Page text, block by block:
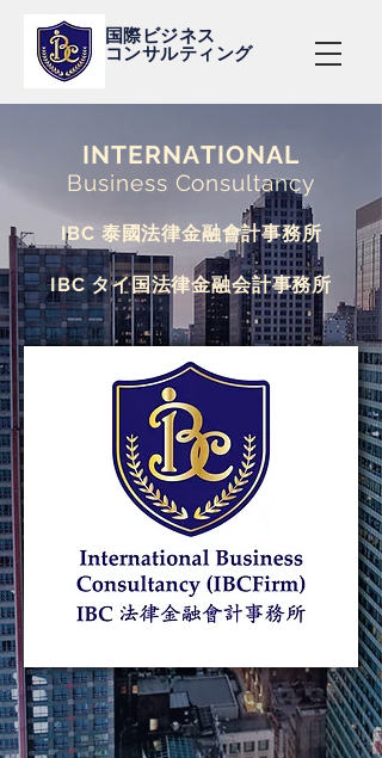
国際ビジネス
コンサルティング
INTERNATIONAL
Business Consultancy
IBC 泰國法律金融會計事務所
IBC タイ国法律金融会計事務所